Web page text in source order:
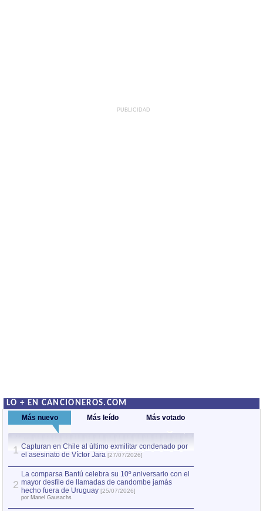
PUBLICIDAD
LO + EN CANCIONEROS.COM
Más nuevo Más leído Más votado
1 Capturan en Chile al último exmilitar condenado por
el asesinato de Víctor Jara [27/07/2026]
2
La comparsa Bantú celebra su 10º aniversario con el
mayor desfile de llamadas de candombe jamás
hecho fuera de Uruguay [25/07/2026]
por Manel Gausachs